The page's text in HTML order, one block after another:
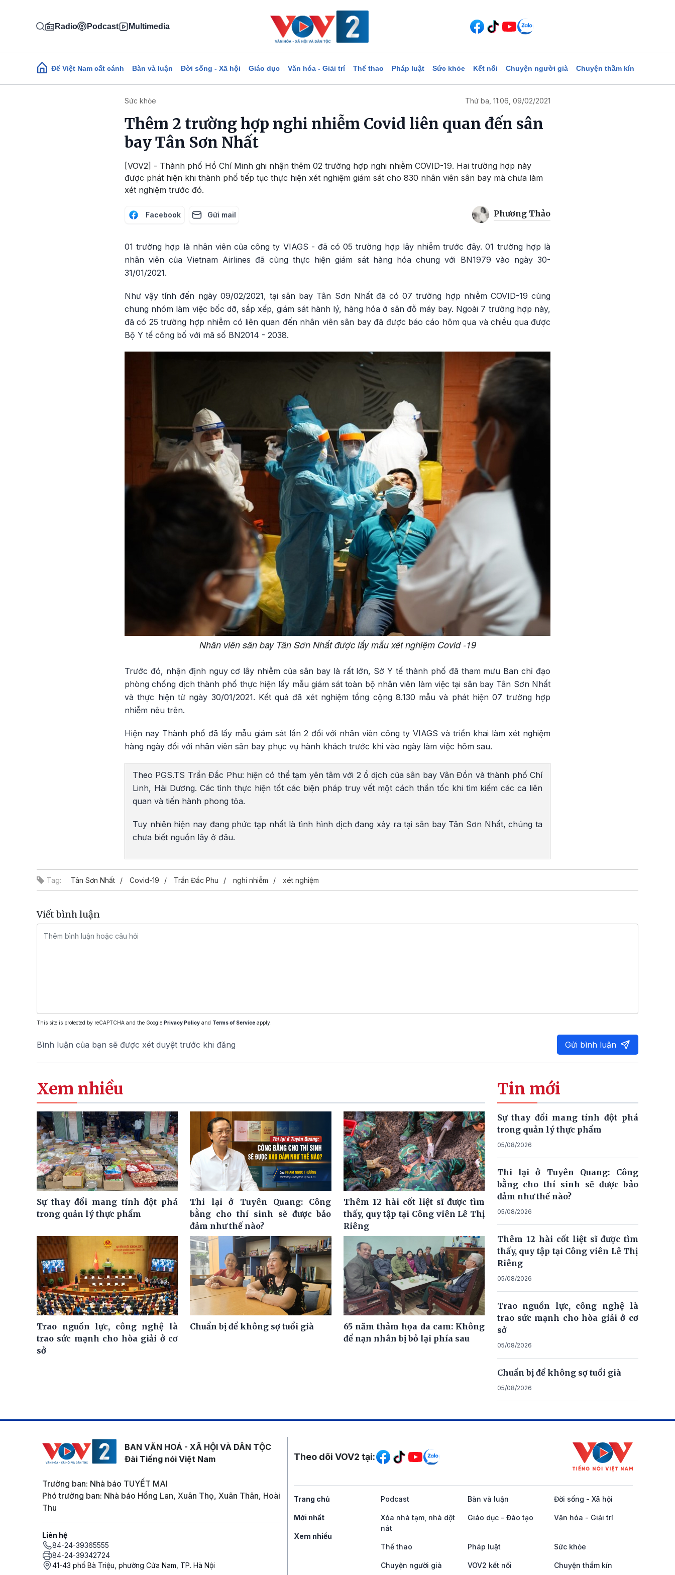
Radio Podcast Multimedia
Main navigation
Để Việt Nam cất cánh Bàn và luận Đời sống - Xã hội Giáo dục Văn hóa - Giải trí Thể thao Pháp luật Sức khỏe Kết nối Chuyện người già Chuyện thầm kín
Sức khỏe Thứ ba, 11:06, 09/02/2021
Thêm 2 trường hợp nghi nhiễm Covid liên quan đến sân
bay Tân Sơn Nhất
[VOV2] - Thành phố Hồ Chí Minh ghi nhận thêm 02 trường hợp nghi nhiễm COVID-19. Hai trường hợp này
được phát hiện khi thành phố tiếp tục thực hiện xét nghiệm giám sát cho 830 nhân viên sân bay mà chưa làm
xét nghiệm trước đó.
Facebook Gửi mail Phương Thảo
01 trường hợp là nhân viên của công ty VIAGS - đã có 05 trường hợp lây nhiễm trước đây. 01 trường hợp là
nhân viên của Vietnam Airlines đã cùng thực hiện giám sát hàng hóa chung với BN1979 vào ngày 30-
31/01/2021.
Như vậy tính đến ngày 09/02/2021, tại sân bay Tân Sơn Nhất đã có 07 trường hợp nhiễm COVID-19 cùng
chung nhóm làm việc bốc dỡ, sắp xếp, giám sát hành lý, hàng hóa ở sân đỗ máy bay. Ngoài 7 trường hợp này,
đã có 25 trường hợp nhiễm có liên quan đến nhân viên sân bay đã được báo cáo hôm qua và chiều qua được
Bộ Y tế công bố với mã số BN2014 - 2038.
Nhân viên sân bay Tân Sơn Nhất được lấy mẫu xét nghiệm Covid -19
Trước đó, nhận định nguy cơ lây nhiễm của sân bay là rất lớn, Sở Y tế thành phố đã tham mưu Ban chỉ đạo
phòng chống dịch thành phố thực hiện lấy mẫu giám sát toàn bộ nhân viên làm việc tại sân bay Tân Sơn Nhất
và thực hiện từ ngày 30/01/2021. Kết quả đã xét nghiệm tổng cộng 8.130 mẫu và phát hiện 07 trường hợp
nhiễm nêu trên.
Hiện nay Thành phố đã lấy mẫu giám sát lần 2 đối với nhân viên công ty VIAGS và triển khai làm xét nghiệm
hàng ngày đối với nhân viên sân bay phục vụ hành khách trước khi vào ngày làm việc hôm sau.
Theo PGS.TS Trần Đắc Phu: hiện có thể tạm yên tâm với 2 ổ dịch của sân bay Vân Đồn và thành phố Chí
Linh, Hải Dương. Các tỉnh thực hiện tốt các biện pháp truy vết một cách thần tốc khi tìm kiếm các ca liên
quan và tiến hành phong tỏa.
Tuy nhiên hiện nay đang phức tạp nhất là tình hình dịch đang xảy ra tại sân bay Tân Sơn Nhất, chúng ta
chưa biết nguồn lây ở đâu.
Tag: Tân Sơn Nhất Covid-19 Trần Đắc Phu nghi nhiễm xét nghiệm
Viết bình luận
This site is protected by reCAPTCHA and the Google Privacy Policy and Terms of Service apply.
Bình luận của bạn sẽ được xét duyệt trước khi đăng Gửi bình luận
Xem nhiều
Sự thay đổi mang tính đột phá
trong quản lý thực phẩm
Thi lại ở Tuyên Quang: Công
bằng cho thí sinh sẽ được bảo
đảm như thế nào?
Thêm 12 hài cốt liệt sĩ được tìm
thấy, quy tập tại Công viên Lê Thị
Riêng
Trao nguồn lực, công nghệ là
trao sức mạnh cho hòa giải ở cơ
sở
Chuẩn bị để không sợ tuổi già
65 năm thảm họa da cam: Không
để nạn nhân bị bỏ lại phía sau
Tin mới
Sự thay đổi mang tính đột phá
trong quản lý thực phẩm
05/08/2026
Thi lại ở Tuyên Quang: Công
bằng cho thí sinh sẽ được bảo
đảm như thế nào?
05/08/2026
Thêm 12 hài cốt liệt sĩ được tìm
thấy, quy tập tại Công viên Lê Thị
Riêng
05/08/2026
Trao nguồn lực, công nghệ là
trao sức mạnh cho hòa giải ở cơ
sở
05/08/2026
Chuẩn bị để không sợ tuổi già
05/08/2026
BAN VĂN HOÁ - XÃ HỘI VÀ DÂN TỘC
Đài Tiếng nói Việt Nam
Trưởng ban: Nhà báo TUYẾT MAI
Phó trưởng ban: Nhà báo Hồng Lan, Xuân Thọ, Xuân Thân, Hoài
Thu
Liên hệ
84-24-39365555
84-24-39342724
41-43 phố Bà Triệu, phường Cửa Nam, TP. Hà Nội
Mạng xã hội
Theo dõi VOV2 tại:
Trang chủ
Mới nhất
Xem nhiều
Podcast Bàn và luận Đời sống - Xã hội
Xóa nhà tạm, nhà dột
nát
Giáo dục - Đào tạo Văn hóa - Giải trí
Thể thao Pháp luật Sức khỏe
Chuyện người già VOV2 kết nối Chuyện thầm kín